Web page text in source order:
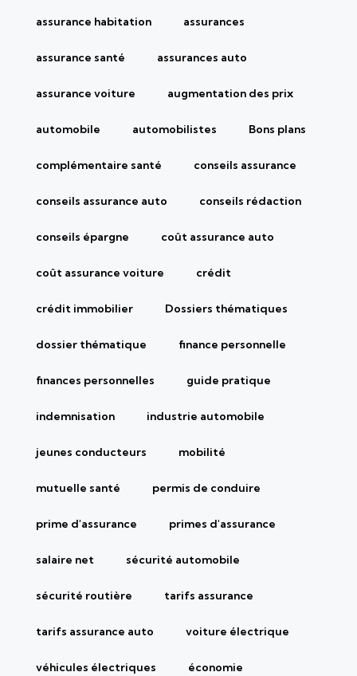
assurance habitation assurances
assurance santé assurances auto
assurance voiture augmentation des prix
automobile automobilistes Bons plans
complémentaire santé conseils assurance
conseils assurance auto conseils rédaction
conseils épargne coût assurance auto
coût assurance voiture crédit
crédit immobilier Dossiers thématiques
dossier thématique finance personnelle
finances personnelles guide pratique
indemnisation industrie automobile
jeunes conducteurs mobilité
mutuelle santé permis de conduire
prime d'assurance primes d'assurance
salaire net sécurité automobile
sécurité routière tarifs assurance
tarifs assurance auto voiture électrique
véhicules électriques économie